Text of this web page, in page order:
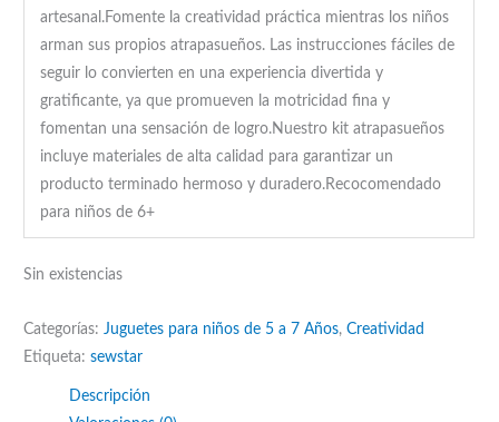
artesanal.Fomente la creatividad práctica mientras los niños
arman sus propios atrapasueños. Las instrucciones fáciles de
seguir lo convierten en una experiencia divertida y
gratificante, ya que promueven la motricidad fina y
fomentan una sensación de logro.Nuestro kit atrapasueños
incluye materiales de alta calidad para garantizar un
producto terminado hermoso y duradero.Recocomendado
para niños de 6+
Sin existencias
Categorías:Juguetes para niños de 5 a 7 Años,Creatividad
Etiqueta:sewstar
Descripción